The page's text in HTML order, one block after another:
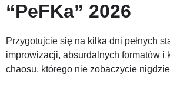
“PeFKa” 2026
Przygotujcie się na kilka dni pełnych
improwizacji, absurdalnych formatów i
chaosu, którego nie zobaczycie